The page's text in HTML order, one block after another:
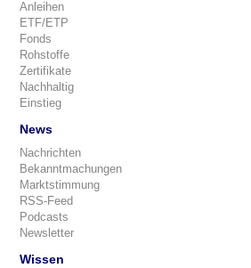
Anleihen
ETF/ETP
Fonds
Rohstoffe
Zertifikate
Nachhaltig
Einstieg
News
Nachrichten
Bekanntmachungen
Marktstimmung
RSS-Feed
Podcasts
Newsletter
Wissen